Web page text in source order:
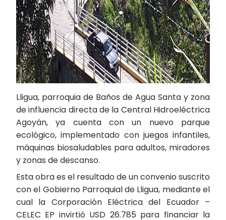
Lligua, parroquia de Baños de Agua Santa y zona
de influencia directa de la Central Hidroeléctrica
Agoyán, ya cuenta con un nuevo parque
ecológico, implementado con juegos infantiles,
máquinas biosaludables para adultos, miradores
y zonas de descanso.
Esta obra es el resultado de un convenio suscrito
con el Gobierno Parroquial de Lligua, mediante el
cual la Corporación Eléctrica del Ecuador –
CELEC EP invirtió USD 26.785 para financiar la